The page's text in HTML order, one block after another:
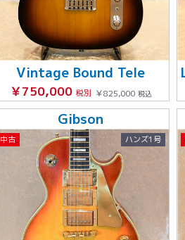
Vintage Bound Tele
￥750,000 税別 ￥825,000 税込
Gibson
中古 ハンズ1号